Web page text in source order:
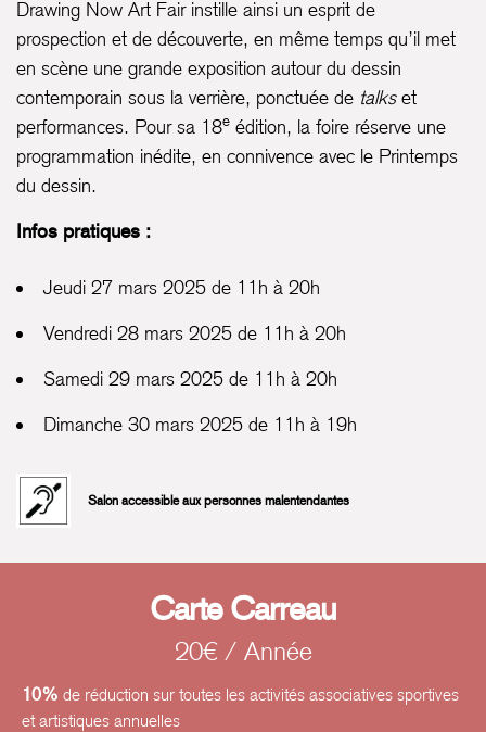
Drawing Now Art Fair instille ainsi un esprit de
prospection et de découverte, en même temps qu’il met
en scène une grande exposition autour du dessin
contemporain sous la verrière, ponctuée de talkset
performances. Pour sa 18e édition, la foire réserve une
programmation inédite, en connivence avec le Printemps
du dessin.
Infos pratiques :
Jeudi 27 mars 2025 de 11h à 20h
Vendredi 28 mars 2025 de 11h à 20h
Samedi 29 mars 2025 de 11h à 20h
Dimanche 30 mars 2025 de 11h à 19h
Salon accessible aux personnes malentendantes
Carte Carreau
20€ / Année
10% de réduction sur toutes les activités associatives sportives
et artistiques annuelles